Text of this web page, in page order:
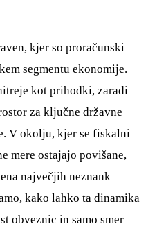
kjer so proračunski
segmentu ekonomije.
kot prihodki, zaradi
za ključne državne
V okolju, kjer se fiskalni
mere ostajajo povišane,
največjih neznank
kako lahko ta dinamika
obveznic in samo smer